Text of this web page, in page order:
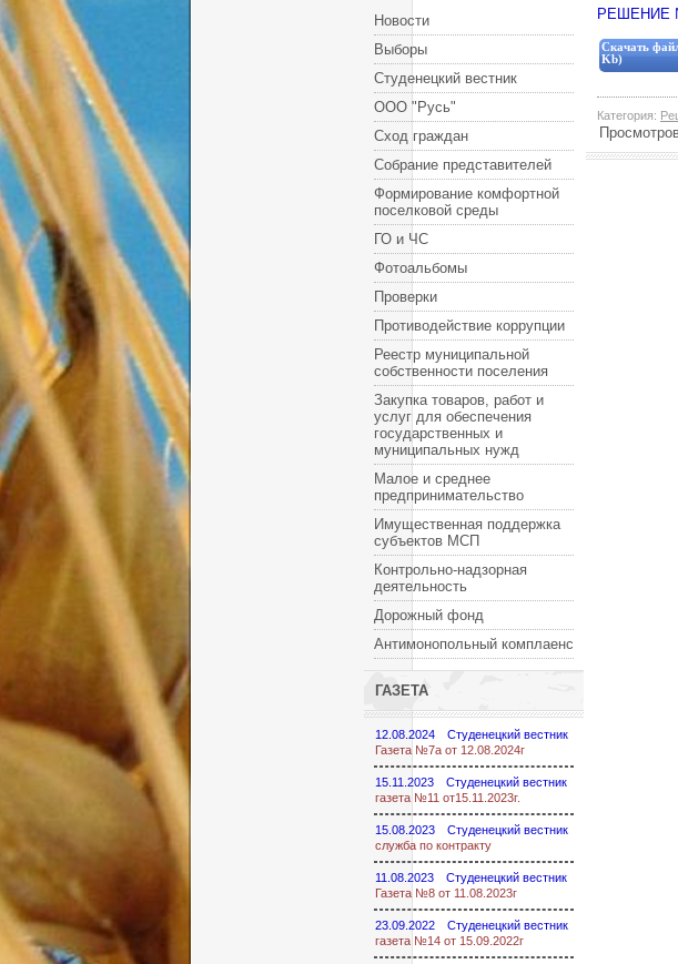
Новости
Выборы
Студенецкий вестник
ООО "Русь"
Сход граждан
Собрание представителей
Формирование комфортной
поселковой среды
ГО и ЧС
Фотоальбомы
Проверки
Противодействие коррупции
Реестр муниципальной
собственности поселения
Закупка товаров, работ и
услуг для обеспечения
государственных и
муниципальных нужд
Малое и среднее
предпринимательство
Имущественная поддержка
субъектов МСП
Контрольно-надзорная
деятельность
Дорожный фонд
Антимонопольный комплаенс
ГАЗЕТА
12.08.2024
Студенецкий вестник
Газета №7а от 12.08.2024г
15.11.2023
Студенецкий вестник
газета №11 от15.11.2023г.
15.08.2023
Студенецкий вестник
служба по контракту
11.08.2023
Студенецкий вестник
Газета №8 от 11.08.2023г
23.09.2022
Студенецкий вестник
газета №14 от 15.09.2022г
РЕШЕНИЕ
Скачать
Kb)
Категория: